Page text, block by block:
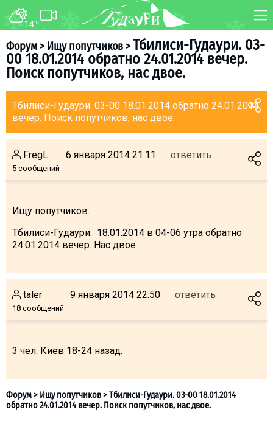
14°C
Форум>Ищу попутчиков>Тбилиси-Гудаури. 03-
00 18.01.2014 обратно 24.01.2014 вечер.
Поиск попутчиков, нас двое.
Тбилиси-Гудаури. 03-00 18.01.2014 обратно 24.01.2014
вечер. Поиск попутчиков, нас двое.
FregL
5 сообщений
6 января 2014 21:11 ответить
Ищу попутчиков.
Тбилиси-Гудаури. 18.01.2014 в 04-06 утра обратно
24.01.2014 вечер. Нас двое
taler
18 сообщений
9 января 2014 22:50 ответить
3 чел. Киев 18-24 назад.
ФОРУМ КАРТА
WEBCAM
ТРАНСФЕР
О курорте
Схема трасс
Ски-пасс
Инструкторы
Прокат
Ски-сервис
Календарь событий
Телеграм-канал
Квартиры
Отели
Горячие предложения